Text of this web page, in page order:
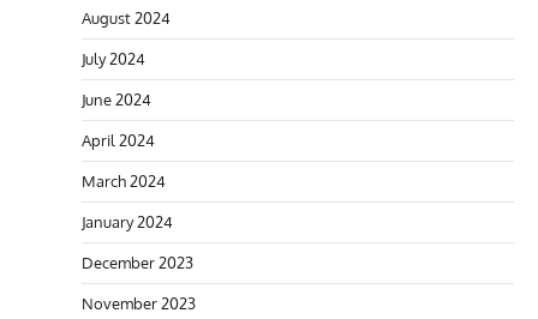
August 2024
July 2024
June 2024
April 2024
March 2024
January 2024
December 2023
November 2023